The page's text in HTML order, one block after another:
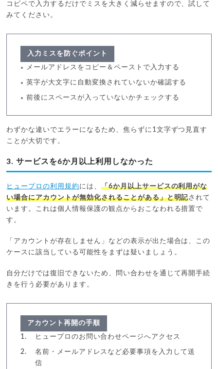
コピペで入力するだけでミスを大きく減らせますので、試して
みてください。
入力ミスを防ぐポイント
メールアドレスをコピー＆ペーストで入力する
英字が大文字に自動変換されていないか確認する
前後にスペースが入っていないかチェックする
わずかな違いでエラーになるため、焦らずに1文字ずつ見直す
ことが大切です。
3. サービスを6か月以上利用しなかった
ヒュープロの利用規約 には、 「6か月以上サービスの利用がな
い場合にアカウントが無効化されることがある」と明記されて
います。これは個人情報保護の観点からおこなわれる措置で
す。
「アカウントが存在しません」などの表示が出た場合は、この
ケースに該当している可能性をまずは疑いましょう。
自分だけでは復旧できないため、問い合わせを通じて再開手続
きを行う必要があります。
アカウント再開の手順
ヒュープロのお問い合わせページへアクセス
名前・メールアドレスなど必要事項を入力して送
信